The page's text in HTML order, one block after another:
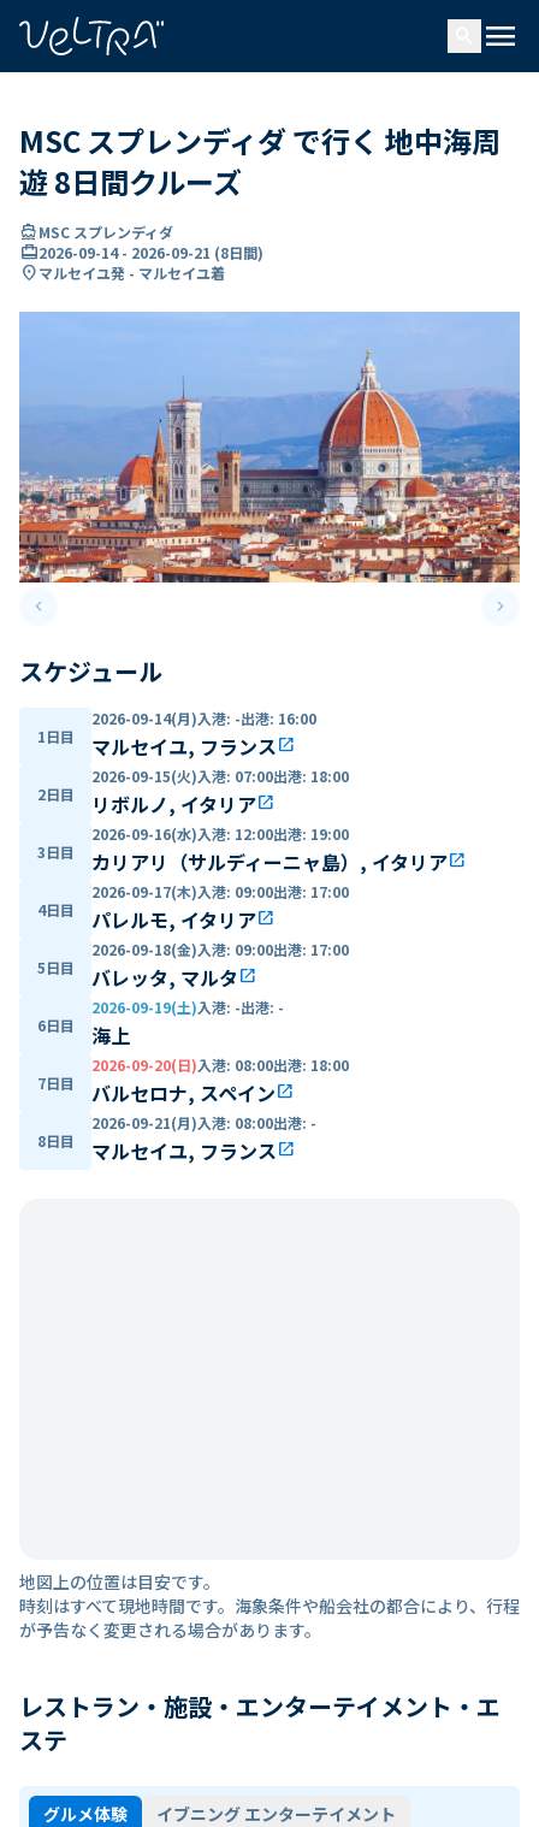
menu
MSC スプレンディダ で行く 地中海周
遊 8日間クルーズ
directions_boatMSC スプレンディダ
card_travel2026-09-14- 2026-09-21 (8日間)
location_onマルセイユ発 - マルセイユ着
keyboard_arrow_leftPrevious slide keyboard_arrow_right
スケジュール
1日目
2026-09-14(月)入港: -出港: 16:00
マルセイユ, フランスopen_in_new
2日目
2026-09-15(火)入港: 07:00出港: 18:00
リボルノ, イタリアopen_in_new
3日目
2026-09-16(水)入港: 12:00出港: 19:00
カリアリ（サルディーニャ島）, イタリアopen_in_new
4日目
2026-09-17(木)入港: 09:00出港: 17:00
パレルモ, イタリアopen_in_new
5日目
2026-09-18(金)入港: 09:00出港: 17:00
バレッタ, マルタopen_in_new
6日目
2026-09-19(土)入港: -出港: -
海上
7日目
2026-09-20(日)入港: 08:00出港: 18:00
バルセロナ, スペインopen_in_new
8日目
2026-09-21(月)入港: 08:00出港: -
マルセイユ, フランスopen_in_new
地図上の位置は目安です。
時刻はすべて現地時間です。海象条件や船会社の都合により、行程
が予告なく変更される場合があります。
レストラン・施設・エンターテイメント・エ
ステ
グルメ体験
イブニング エンターテイメント